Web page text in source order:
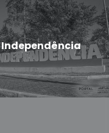
Independência